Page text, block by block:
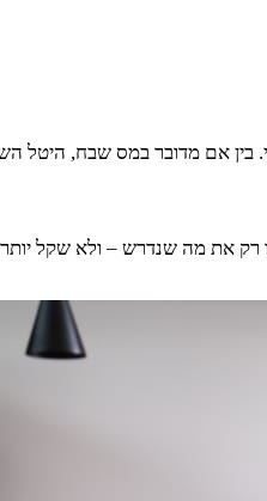
אם מדובר במס שבח, היטל
רק את מה שנדרש – ולא שקל